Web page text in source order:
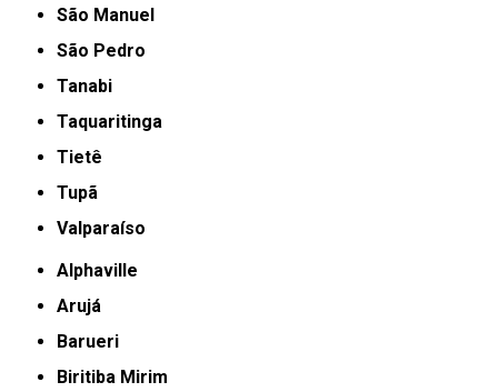
São Manuel
São Pedro
Tanabi
Taquaritinga
Tietê
Tupã
Valparaíso
Alphaville
Arujá
Barueri
Biritiba Mirim